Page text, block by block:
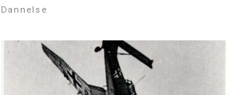
Dannelse